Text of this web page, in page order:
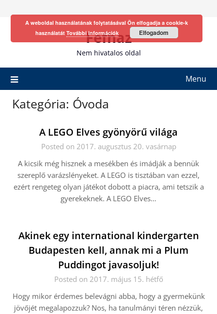
Fefhaz
Nem hivatalos oldal
Menu
Kategória: Óvoda
A LEGO Elves gyönyörű világa
Posted on 2017. augusztus 20. vasárnap
A kicsik még hisznek a mesékben és imádják a bennük
szereplő varázslényeket. A LEGO is tisztában van ezzel,
ezért rengeteg olyan játékot dobott a piacra, ami tetszik a
gyerekeknek. A LEGO Elves…
Akinek egy international kindergarten
Budapesten kell, annak mi a Plum
Puddingot javasoljuk!
Posted on 2017. május 15. hétfő
Hogy mikor érdemes belevágni abba, hogy a gyermekünk
jövőjét megalapozzuk? Nos, ha tanulmányi téren nézzük,
A weboldal használatának folytatásával Ön elfogadja a cookie-k
használatát További információk Elfogadom